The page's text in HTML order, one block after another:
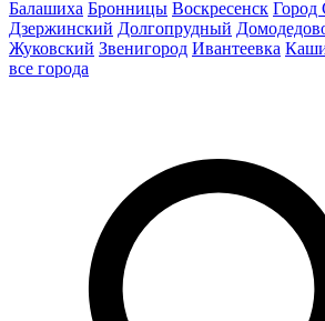
Балашиха Бронницы Воскресенск Город
Дзержинский Долгопрудный
Жуковский Звенигород Ивантеевка
все города